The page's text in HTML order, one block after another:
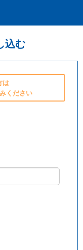
込む
は
ください